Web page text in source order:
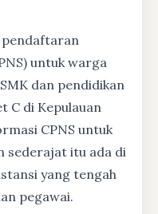
pendaftaran
untuk warga
dan pendidikan
C di Kepulauan
CPNS untuk
sederajat itu ada di
yang tengah
pegawai.